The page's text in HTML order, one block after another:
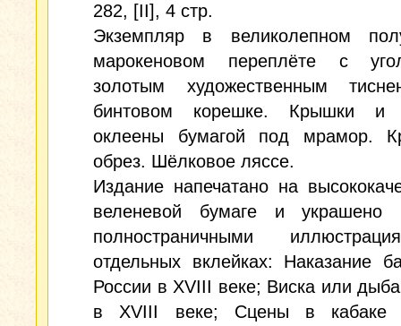
282, [II], 4 стр.
Экземпляр в великолепном
марокеновом переплёте с
золотым художественным
бинтовом корешке. Крышки и
оклеены бумагой под мрамор.
обрез. Шёлковое ляссе.
Издание напечатано на
веленевой бумаге и украшено
полностраничными
отдельных вклейках: Наказание
России в XVIII веке; Виска или
в XVIII веке; Сцены в кабаке